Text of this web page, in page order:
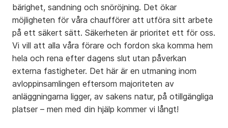
bärighet, sandning och snöröjning. Det ökar
möjligheten för våra chaufförer att utföra sitt arbete
på ett säkert sätt. Säkerheten är prioritet ett för oss.
Vi vill att alla våra förare och fordon ska komma hem
hela och rena efter dagens slut utan påverkan
externa fastigheter. Det här är en utmaning inom
avloppinsamlingen eftersom majoriteten av
anläggningarna ligger, av sakens natur, på otillgängliga
platser – men med din hjälp kommer vi långt!